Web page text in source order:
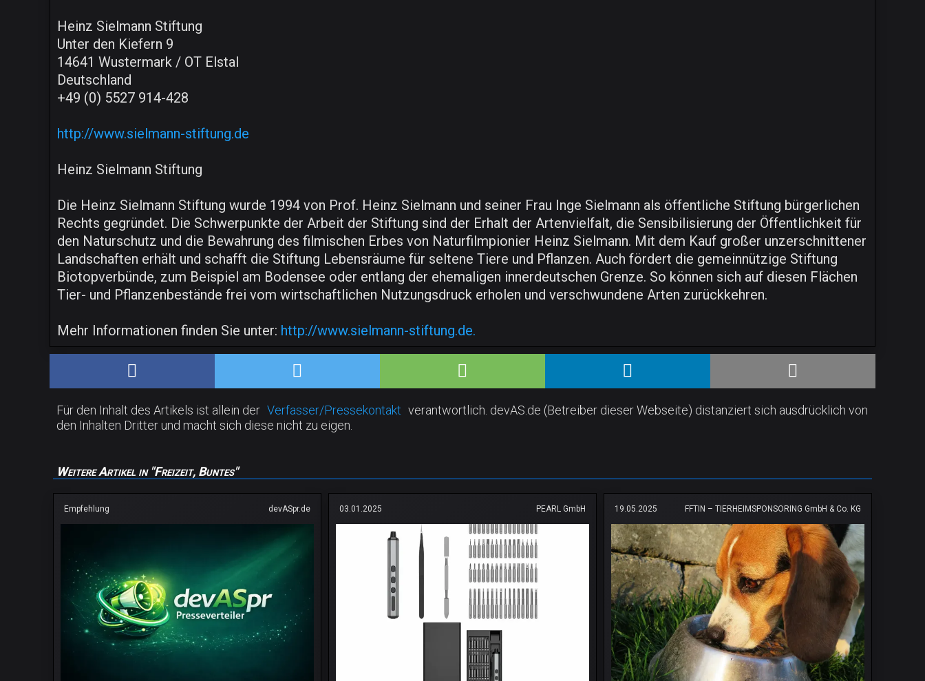
Heinz Sielmann Stiftung
Unter den Kiefern 9
14641 Wustermark / OT Elstal
Deutschland
+49 (0) 5527 914-428
http://www.sielmann-stiftung.de
Heinz Sielmann Stiftung
Die Heinz Sielmann Stiftung wurde 1994 von Prof. Heinz Sielmann und seiner Frau Inge Sielmann als öffentliche Stiftung bürgerlichen
Rechts gegründet. Die Schwerpunkte der Arbeit der Stiftung sind der Erhalt der Artenvielfalt, die Sensibilisierung der Öffentlichkeit für
den Naturschutz und die Bewahrung des filmischen Erbes von Naturfilmpionier Heinz Sielmann. Mit dem Kauf großer unzerschnittener
Landschaften erhält und schafft die Stiftung Lebensräume für seltene Tiere und Pflanzen. Auch fördert die gemeinnützige Stiftung
Biotopverbünde, zum Beispiel am Bodensee oder entlang der ehemaligen innerdeutschen Grenze. So können sich auf diesen Flächen
Tier- und Pflanzenbestände frei vom wirtschaftlichen Nutzungsdruck erholen und verschwundene Arten zurückkehren.
Mehr Informationen finden Sie unter: http://www.sielmann-stiftung.de.
Für den Inhalt des Artikels ist allein der Verfasser/Pressekontakt verantwortlich. devAS.de (Betreiber dieser Webseite) distanziert sich ausdrücklich von
den Inhalten Dritter und macht sich diese nicht zu eigen.
Weitere Artikel in "Freizeit, Buntes"
Empfehlung devASpr.de 03.01.2025 PEARL GmbH 19.05.2025 FFTIN – TIERHEIMSPONSORING GmbH & Co. KG